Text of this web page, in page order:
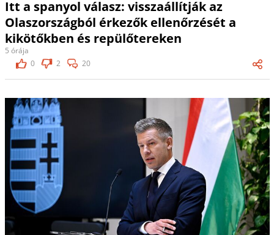
Itt a spanyol válasz: visszaállítják az
Olaszországból érkezők ellenőrzését a
kikötőkben és repülőtereken
5 órája
0
2 20